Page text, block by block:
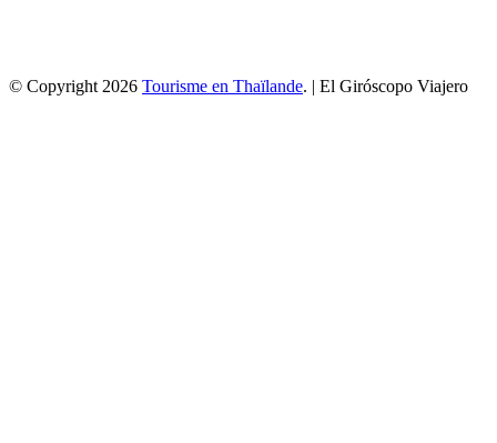
© Copyright 2026 Tourisme en Thaïlande. | El Giróscopo Viajero